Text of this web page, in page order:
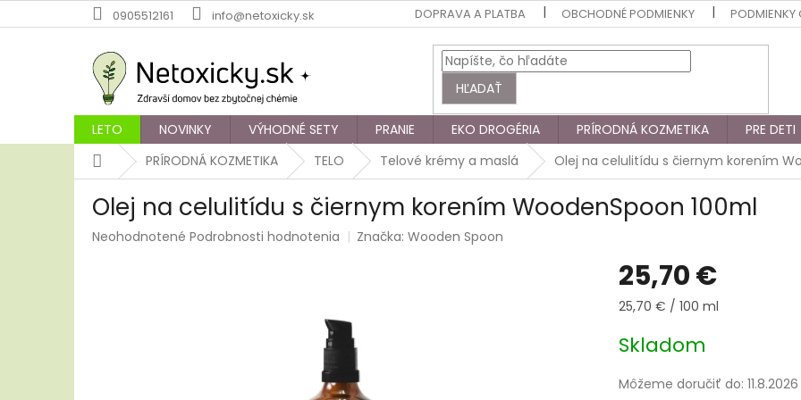
na
0905512161 info@netoxicky.sk DOPRAVA A PLATBA OBCHODNÉ PODMIENKY PODMIENKY
HĽADAŤ
LETO NOVINKY VÝHODNÉ SETY PRANIE EKO DROGÉRIA PRÍRODNÁ KOZMETIKA PRE DETI
DomovPRÍRODNÁ KOZMETIKA TELO Telové krémy a maslá Olej na celulitídu s čiernym korením
Olej na celulitídu s čiernym korením WoodenSpoon 100ml
Priemerné
Neohodnotené Podrobnosti hodnotenia Značka:Wooden Spoon
25,70 €
Jednotková
25,70 € / 100 ml
Skladom
Môžeme doručiť do: 11.8.2026